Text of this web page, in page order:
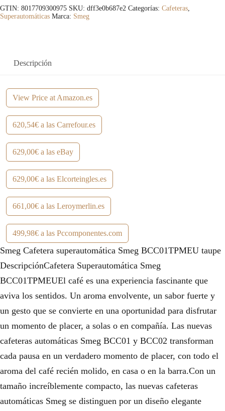
GTIN: 8017709300975 SKU: dff3e0b687e2 Categorías: Cafeteras,
Superautomáticas Marca: Smeg
Descripción
View Price at Amazon.es
620,54€ a las Carrefour.es
629,00€ a las eBay
629,00€ a las Elcorteingles.es
661,00€ a las Leroymerlin.es
499,98€ a las Pccomponentes.com
Smeg Cafetera superautomática Smeg BCC01TPMEU taupe
DescripciónCafetera Superautomática Smeg
BCC01TPMEUEl café es una experiencia fascinante que
aviva los sentidos. Un aroma envolvente, un sabor fuerte y
un gesto que se convierte en una oportunidad para disfrutar
un momento de placer, a solas o en compañía. Las nuevas
cafeteras automáticas Smeg BCC01 y BCC02 transforman
cada pausa en un verdadero momento de placer, con todo el
aroma del café recién molido, en casa o en la barra.Con un
tamaño increíblemente compacto, las nuevas cafeteras
automáticas Smeg se distinguen por un diseño elegante